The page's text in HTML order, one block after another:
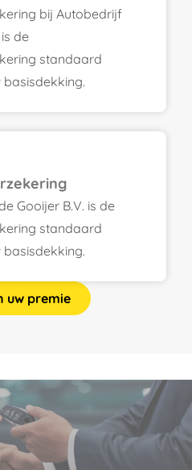
bij Autobedrijf
de
standaard
Gooijer B.V. is de
standaard
uw premie